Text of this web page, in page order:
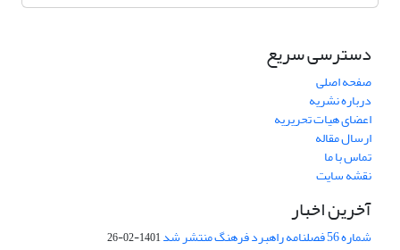
دسترسی سریع
صفحه اصلی
درباره نشریه
اعضای هیات تحریریه
ارسال مقاله
تماس با ما
نقشه سایت
آخرین اخبار
شماره 56 فصلنامه راهبرد فرهنگ منتشر شد 1401-02-26